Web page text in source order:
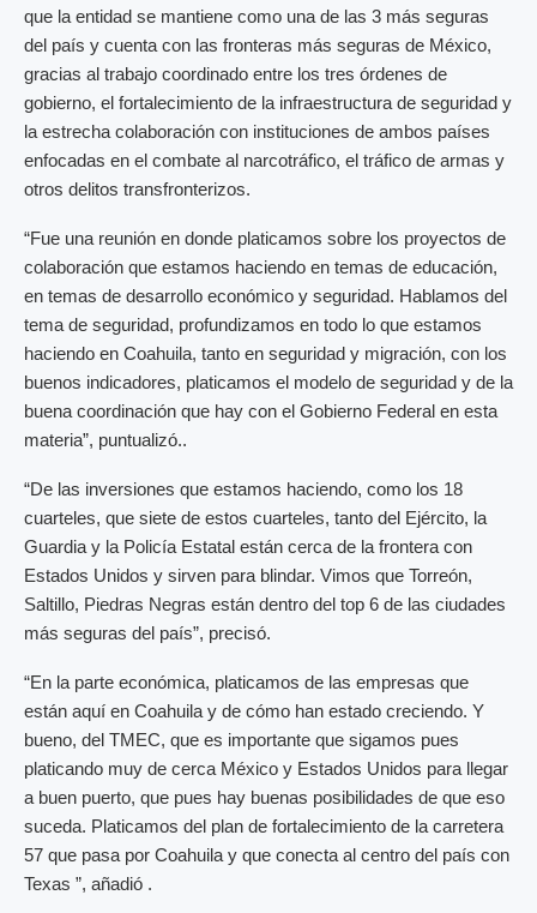
que la entidad se mantiene como una de las 3 más seguras
del país y cuenta con las fronteras más seguras de México,
gracias al trabajo coordinado entre los tres órdenes de
gobierno, el fortalecimiento de la infraestructura de seguridad y
la estrecha colaboración con instituciones de ambos países
enfocadas en el combate al narcotráfico, el tráfico de armas y
otros delitos transfronterizos.
“Fue una reunión en donde platicamos sobre los proyectos de
colaboración que estamos haciendo en temas de educación,
en temas de desarrollo económico y seguridad. Hablamos del
tema de seguridad, profundizamos en todo lo que estamos
haciendo en Coahuila, tanto en seguridad y migración, con los
buenos indicadores, platicamos el modelo de seguridad y de la
buena coordinación que hay con el Gobierno Federal en esta
materia”, puntualizó..
“De las inversiones que estamos haciendo, como los 18
cuarteles, que siete de estos cuarteles, tanto del Ejército, la
Guardia y la Policía Estatal están cerca de la frontera con
Estados Unidos y sirven para blindar. Vimos que Torreón,
Saltillo, Piedras Negras están dentro del top 6 de las ciudades
más seguras del país”, precisó.
“En la parte económica, platicamos de las empresas que
están aquí en Coahuila y de cómo han estado creciendo. Y
bueno, del TMEC, que es importante que sigamos pues
platicando muy de cerca México y Estados Unidos para llegar
a buen puerto, que pues hay buenas posibilidades de que eso
suceda. Platicamos del plan de fortalecimiento de la carretera
57 que pasa por Coahuila y que conecta al centro del país con
Texas ”, añadió .